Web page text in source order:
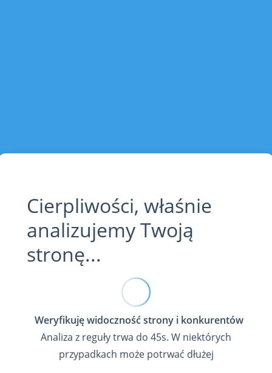
Cierpliwości, właśnie
analizujemy Twoją
stronę...
Analiza z reguły trwa do 45s. W niektórych
przypadkach może potrwać dłużej